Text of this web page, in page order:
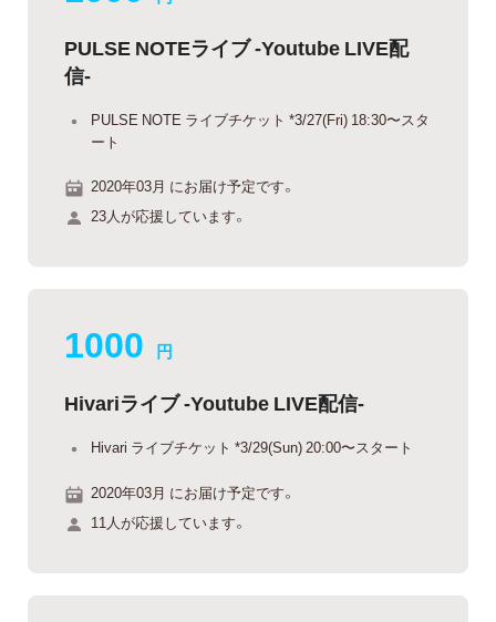
PULSE NOTEライブ -Youtube LIVE配
信-
PULSE NOTE ライブチケット *3/27(Fri) 18:30〜スタ
ート
2020年03月 にお届け予定です。
23人が応援しています。
1000 円
Hivariライブ -Youtube LIVE配信-
Hivari ライブチケット *3/29(Sun) 20:00〜スタート
2020年03月 にお届け予定です。
11人が応援しています。